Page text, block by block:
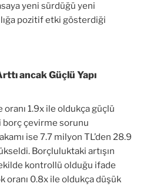
yeni sürdüğü yeni
pozitif etki gösterdiği
ancak Güçlü Yapı
1.9x ile oldukça güçlü
borç çevirme sorunu
ise 7.7 milyon TL’den 28.9
Borçluluktaki artışın
kontrollü olduğu ifade
oranı 0.8x ile oldukça düşük